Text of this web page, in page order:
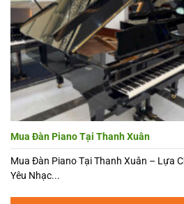
Mua Đàn Piano Tại Thanh Xuân
Mua Đàn Piano Tại Thanh Xuân – Lựa
Yêu Nhạc...